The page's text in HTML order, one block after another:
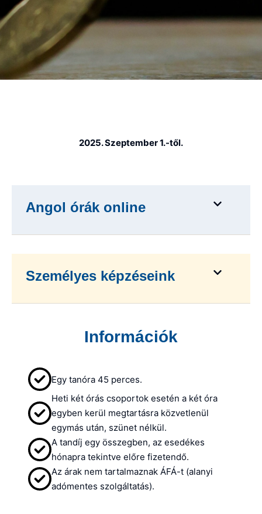
2025. Szeptember 1.-től.
Angol órák online
Személyes képzéseink
Információk
Egy tanóra 45 perces.
Heti két órás csoportok esetén a két óra
egyben kerül megtartásra közvetlenül
egymás után, szünet nélkül.
A tandíj egy összegben, az esedékes
hónapra tekintve előre fizetendő.
Az árak nem tartalmaznak ÁFÁ-t (alanyi
adómentes szolgáltatás).